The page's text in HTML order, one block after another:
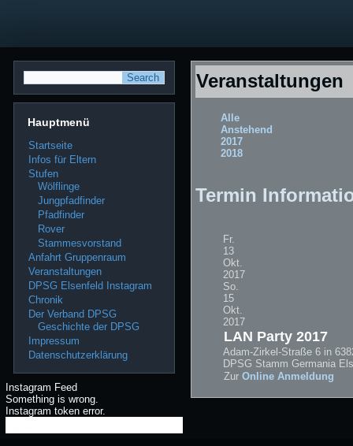
Hauptmenü
Startseite
Infos für Eltern
Stufen
Wölflinge
Jungpfadfinder
Pfadfinder
Rover
Stammesvorstand
Anfahrt Gruppenraum
Veranstaltungen
DPSG Elsenfeld Instagram
Chronik
Der Verband DPSG
Geschichte der DPSG
Impressum
Datenschutzerklärung
Instagram Feed
Something is wrong.
Instagram token error.
Veranstaltungen
Alle
Anstehend
2017
2018
Termin
Fr.
13
Okt.
2017
So.
15
Okt.
2017
LAN Party 2017
Adam-Zirkel-Straße 6 in
DPSG Stamm Germania
Zur Online Anmeldung